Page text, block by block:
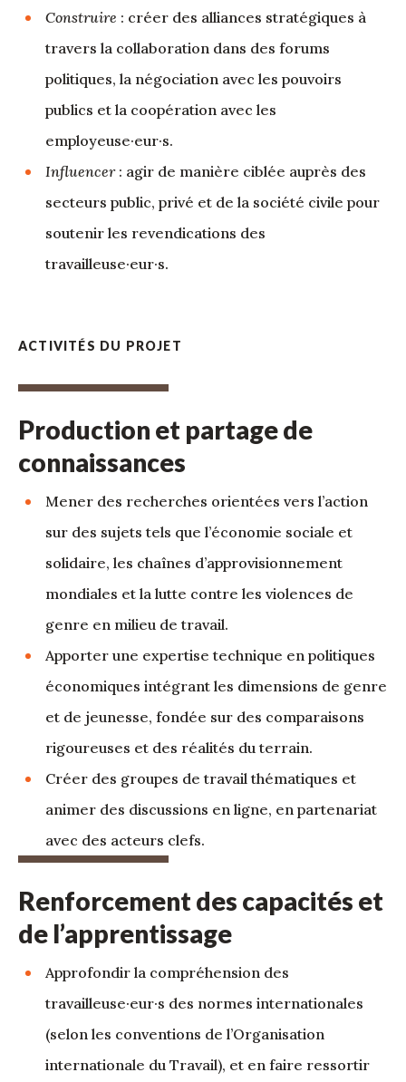
Construire : créer des alliances stratégiques à
travers la collaboration dans des forums
politiques, la négociation avec les pouvoirs
publics et la coopération avec les
employeuse·eur·s.
Influencer: agir de manière ciblée auprès des
secteurs public, privé et de la société civile pour
soutenir les revendications des
travailleuse·eur·s.
ACTIVITÉS DU PROJET
Production et partage de
connaissances
Mener des recherches orientées vers l’action
sur des sujets tels que l’économie sociale et
solidaire, les chaînes d’approvisionnement
mondiales et la lutte contre les violences de
genre en milieu de travail.
Apporter une expertise technique en politiques
économiques intégrant les dimensions de genre
et de jeunesse, fondée sur des comparaisons
rigoureuses et des réalités du terrain.
Créer des groupes de travail thématiques et
animer des discussions en ligne, en partenariat
avec des acteurs clefs.
Renforcement des capacités et
de l’apprentissage
Approfondir la compréhension des
travailleuse·eur·s des normes internationales
(selon les conventions de l’Organisation
internationale du Travail), et en faire ressortir